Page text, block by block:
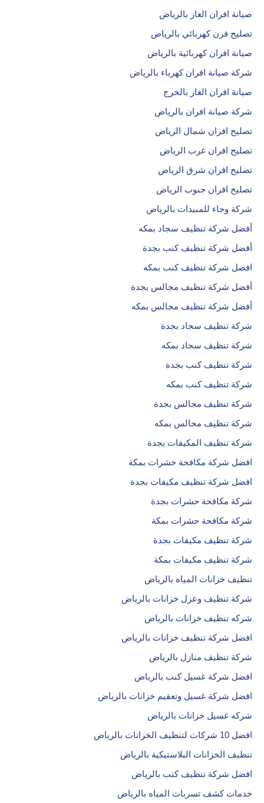
صيانة افران الغاز بالرياض
تصليح فرن كهربائي بالرياض
صيانة افران كهربائية بالرياض
شركة صيانة افران كهرباء بالرياض
صيانة افران الغاز بالخرج
شركة صيانة افران بالرياض
تصليح افران شمال الرياض
تصليح افران غرب الرياض
تصليح افران شرق الرياض
تصليح افران جنوب الرياض
شركة وجاء للمبيدات بالرياض
أفضل شركة تنظيف سجاد بمكه
أفضل شركة تنظيف كنب بجدة
افضل شركة تنظيف كنب بمكه
أفضل شركة تنظيف مجالس بجدة
أفضل شركة تنظيف مجالس بمكه
شركة تنظيف سجاد بجدة
شركة تنظيف سجاد بمكه
شركة تنظيف كنب بجدة
شركة تنظيف كنب بمكه
شركة تنظيف مجالس بجدة
شركة تنظيف مجالس بمكه
شركة تنظيف المكيفات بجدة
افضل شركة مكافحة حشرات بمكة
افضل شركة تنظيف مكيفات بجدة
شركة مكافحة حشرات بجدة
شركة مكافحة حشرات بمكة
شركة تنظيف مكيفات بجدة
شركة تنظيف مكيفات بمكة
تنظيف خزانات المياه بالرياض
شركة تنظيف وعزل خزانات بالرياض
شركه تنظيف خزانات بالرياض
افضل شركة تنظيف خزانات بالرياض
شركة تنظيف منازل بالرياض
افضل شركة غسيل كنب بالرياض
افضل شركة غسيل وتعقيم خزانات بالرياض
شركه غسيل خزانات بالرياض
افضل 10 شركات لتنظيف الخزانات بالرياض
تنظيف الخزانات البلاستيكية بالرياض
افضل شركة تنظيف كنب بالرياض
خدمات كشف تسربات المياه بالرياض